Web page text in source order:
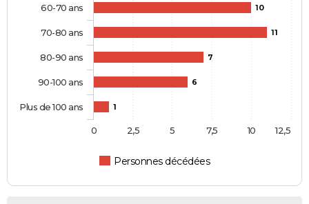
10
11
7
6
1
Personnes décédées
60-70 ans
70-80 ans
80-90 ans
90-100 ans
Plus de 100 ans
0 10
2,5 5 7,5 12,5